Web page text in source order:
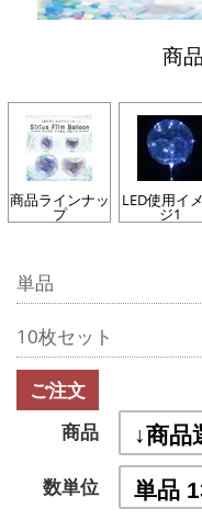
商
商品ラインナッ
プ
LED使用イ
ジ1
単品
10枚セット
ご注文
商品
数単位